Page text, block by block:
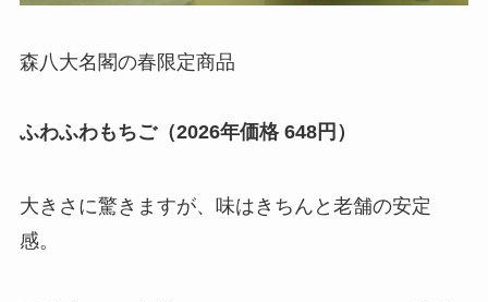
森八大名閣の春限定商品
ふわふわもちご（2026年価格 648円）
大きさに驚きますが、味はきちんと老舗の安定
感。